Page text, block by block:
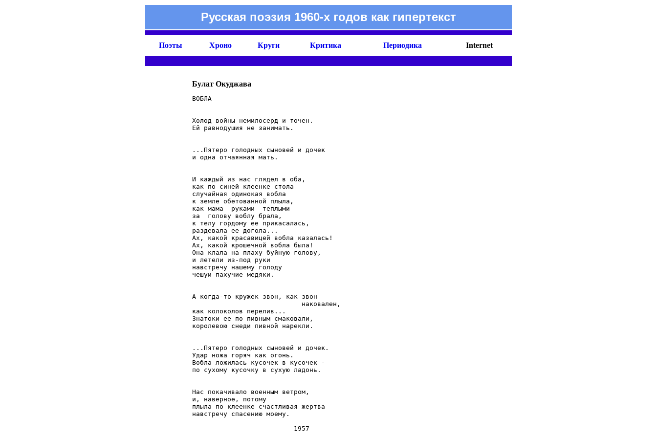
Русская поэзия 1960-х годов как гипертекст
Поэты Хроно Круги Критика Периодика Internet
Булат Окуджава
ВОБЛА
Холод войны немилосерд и точен.
Ей равнодушия не занимать.
...Пятеро голодных сыновей и дочек
и одна отчаянная мать.
И каждый из нас глядел в оба,
как по синей клеенке стола
случайная одинокая вобла
к земле обетованной плыла,
как мама  руками  теплыми
за  голову воблу брала,
к телу гордому ее прикасалась,
раздевала ее догола...
Ах, какой красавицей вобла казалась!
Ах, какой крошечной вобла была!
Она клала на плаху буйную голову,
и летели из-под руки
навстречу нашему голоду
чешуи пахучие медяки.
А когда-то кружек звон, как звон
                            наковален,
как колоколов перелив...
Знатоки ее по пивным смаковали,
королевою снеди пивной нарекли.
...Пятеро голодных сыновей и дочек.
Удар ножа горяч как огонь.
Вобла ложилась кусочек в кусочек -
по сухому кусочку в сухую ладонь.
Нас покачивало военным ветром,
и, наверное, потому
плыла по клеенке счастливая жертва
навстречу спасению моему.
                          1957